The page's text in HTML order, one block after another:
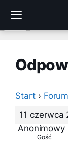
treści
Start › Forum
11 czerwca
Anonimowy
Gość